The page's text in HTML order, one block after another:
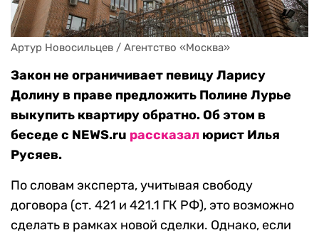
Артур Новосильцев / Агентство «Москва»
Закон не ограничивает певицу Ларису
Долину в праве предложить Полине Лурье
выкупить квартиру обратно. Об этом в
беседе с NEWS.ru рассказал юрист Илья
Русяев.
По словам эксперта, учитывая свободу
договора (ст. 421 и 421.1 ГК РФ), это возможно
сделать в рамках новой сделки. Однако, если